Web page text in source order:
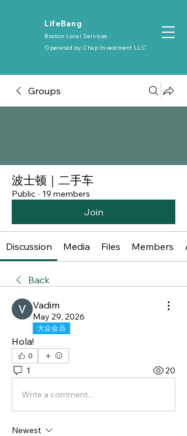
​LifeBang
Boston Local Services
Operated by Chap Investment LLC
Groups
波士顿｜二手车
Public · 19 members
Join
Discussion Media Files Members
Back
Vadim
May 29, 2026
大众会员
Hola!
0
1 20
Write a comment...
Newest